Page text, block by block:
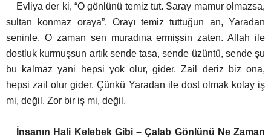
Evliya der ki, “O gönlünü temiz tut. Saray mamur olmazsa,
sultan konmaz oraya”. Orayı temiz tuttuğun an, Yaradan
seninle. O zaman sen muradına ermişsin zaten. Allah ile
dostluk kurmuşsun artık sende tasa, sende üzüntü, sende şu
bu kalmaz yani hepsi yok olur, gider. Zail deriz biz ona,
hepsi zail olur gider. Çünkü Yaradan ile dost olmak kolay iş
mi, değil. Zor bir iş mi, değil.
İnsanın Hali Kelebek Gibi – Çalab Gönlünü Ne Zaman